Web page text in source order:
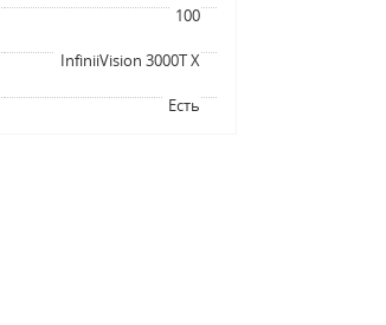
100
InfiniiVision 3000T X
Есть